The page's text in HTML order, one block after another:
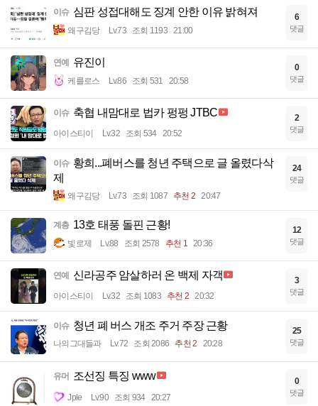
이슈 심판 성접대해도 징계 안한 이유 밝혀져
왜구김당 Lv.73 조회 1193 21:00
6
댓글
연예 유진이
케를로스 Lv.86 조회 531 20:58
0
댓글
이슈 축협 내맘대로 법카 펑펑 JTBC
아이스티이 Lv.32 조회 534 20:52
2
댓글
이슈 황희...폐버스를 청년 주택으로 글 올렸다삭
제
왜구김당 Lv.73 조회 1087 추천 2 20:47
24
댓글
계층 13호 태풍 돌핀 근황!
빛로제 Lv.88 조회 2578 추천 1 20:36
12
댓글
연예 신라공주 암살하러 온 백제 자객
아이스티이 Lv.32 조회 1083 추천 2 20:32
3
댓글
이슈 청년 폐 버스 개조 주거 주장 근황
나의그대들과 Lv.72 조회 2086 추천 2 20:28
25
댓글
유머 조선징 특징 www
Jple Lv.90 조회 934 20:27
0
댓글